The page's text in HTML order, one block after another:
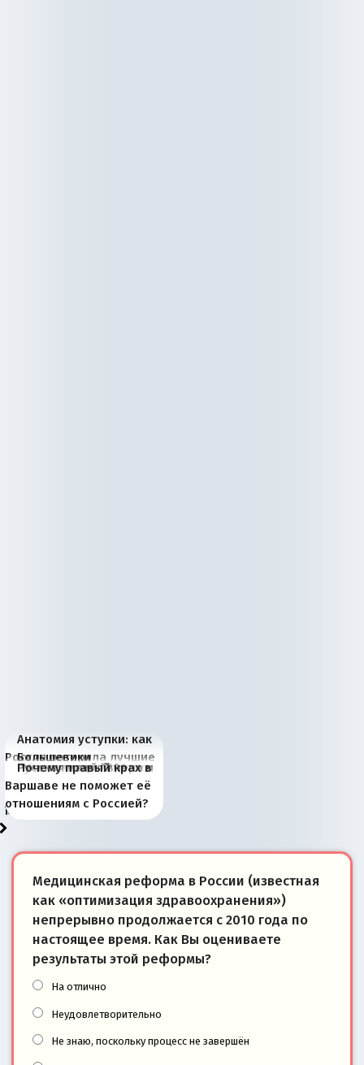
Анатомия уступки: как
Россия потеряла лучшие
рыбопромысловые
районы Баренцева
моря
Большевики
отличаются от «Яблока»
тем, что они -
победители
Киевская марионетка
Запада рассказала о
«переобувании» хозяев
В России назрели
перемены: 15 шагов к
суверенной экономике
Миграционный пожар
Европы
Россия начинает
сбрасывать балласт
Анкориджа
Россия зимой 1904
года: первые уступки во
внутренней политике
Русская нация вчера и
сегодня
Почему правый крах в
Варшаве не поможет её
отношениям с Россией?
Медицинская реформа в России (известная
как «оптимизация здравоохранения»)
непрерывно продолжается с 2010 года по
настоящее время. Как Вы оцениваете
результаты этой реформы?
На отлично
Неудовлетворительно
Не знаю, поскольку процесс не завершён